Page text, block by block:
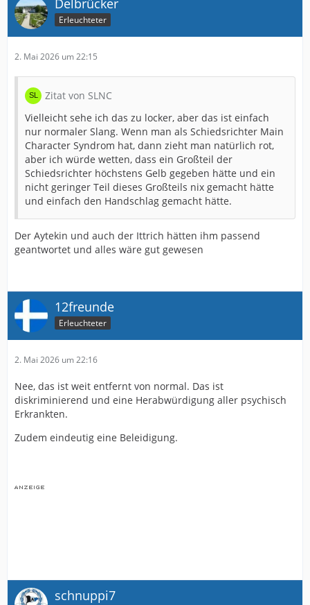
Delbrücker
Erleuchteter
2. Mai 2026 um 22:15
Zitat von SLNC
Vielleicht sehe ich das zu locker, aber das ist einfach
nur normaler Slang. Wenn man als Schiedsrichter Main
Character Syndrom hat, dann zieht man natürlich rot,
aber ich würde wetten, dass ein Großteil der
Schiedsrichter höchstens Gelb gegeben hätte und ein
nicht geringer Teil dieses Großteils nix gemacht hätte
und einfach den Handschlag gemacht hätte.
Der Aytekin und auch der Ittrich hätten ihm passend
geantwortet und alles wäre gut gewesen
12freunde
Erleuchteter
2. Mai 2026 um 22:16
Nee, das ist weit entfernt von normal. Das ist
diskriminierend und eine Herabwürdigung aller psychisch
Erkrankten.
Zudem eindeutig eine Beleidigung.
schnuppi7